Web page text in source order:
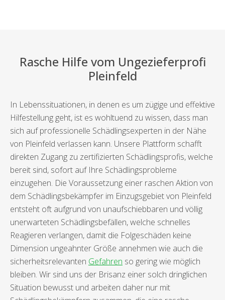
Rasche Hilfe vom Ungezieferprofi
Pleinfeld
In Lebenssituationen, in denen es um zügige und effektive
Hilfestellung geht, ist es wohltuend zu wissen, dass man
sich auf professionelle Schädlingsexperten in der Nähe
von Pleinfeld verlassen kann. Unsere Plattform schafft
direkten Zugang zu zertifizierten Schädlingsprofis, welche
bereit sind, sofort auf Ihre Schädlingsprobleme
einzugehen. Die Voraussetzung einer raschen Aktion von
dem Schädlingsbekämpfer im Einzugsgebiet von Pleinfeld
entsteht oft aufgrund von unaufschiebbaren und völlig
unerwarteten Schädlingsbefällen, welche schnelles
Reagieren verlangen, damit die Folgeschäden keine
Dimension ungeahnter Größe annehmen wie auch die
sicherheitsrelevanten Gefahren so gering wie möglich
bleiben. Wir sind uns der Brisanz einer solch dringlichen
Situation bewusst und arbeiten daher nur mit